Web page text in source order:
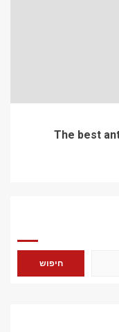
The best
חיפוש